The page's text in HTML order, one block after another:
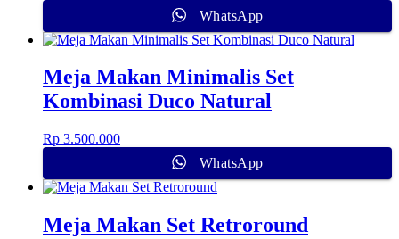
WhatsApp
Meja Makan Minimalis Set
Kombinasi Duco Natural
Rp 3.500.000
WhatsApp
Meja Makan Set Retroround